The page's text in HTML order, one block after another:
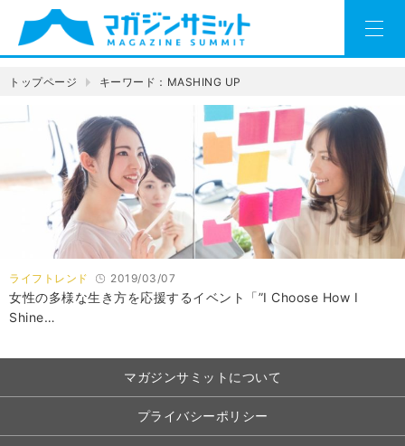
トップページ キーワード：MASHING UP
ライフトレンド 2019/03/07
女性の多様な生き方を応援するイベント「”I Choose How I
Shine…
マガジンサミットについて
プライバシーポリシー